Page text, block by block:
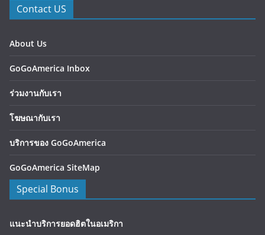
Contact US
About Us
GoGoAmerica Inbox
ร่วมงานกับเรา
โฆษณากับเรา
บริการของ GoGoAmerica
GoGoAmerica SiteMap
Special Bonus
แนะนำบริการยอดฮิตในอเมริกา